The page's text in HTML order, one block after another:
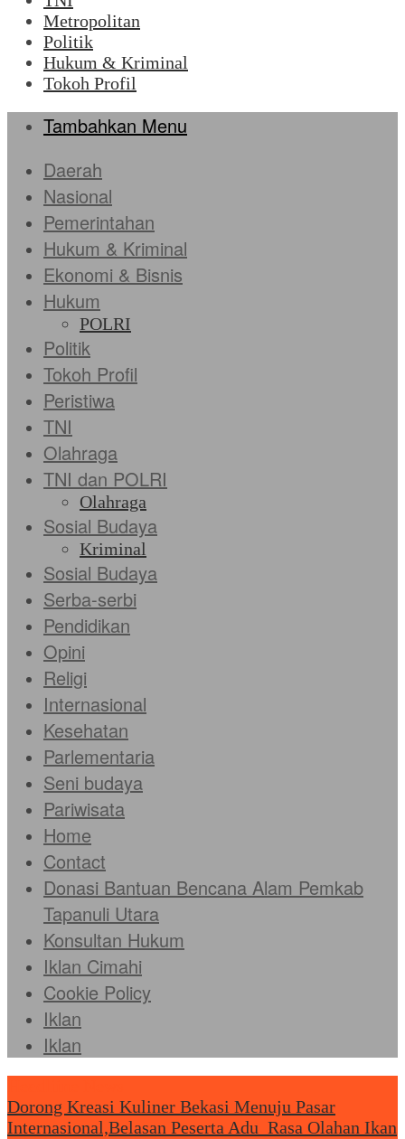
Metropolitan
Politik
Hukum & Kriminal
Tokoh Profil
Tambahkan Menu
Daerah
Nasional
Pemerintahan
Hukum & Kriminal
Ekonomi & Bisnis
Hukum
POLRI
Politik
Tokoh Profil
Peristiwa
TNI
Olahraga
TNI dan POLRI
Olahraga
Sosial Budaya
Kriminal
Sosial Budaya
Serba-serbi
Pendidikan
Opini
Religi
Internasional
Kesehatan
Parlementaria
Seni budaya
Pariwisata
Home
Contact
Donasi Bantuan Bencana Alam Pemkab
Tapanuli Utara
Konsultan Hukum
Iklan Cimahi
Cookie Policy
Iklan
Iklan
Dorong Kreasi Kuliner Bekasi Menuju Pasar
Internasional,Belasan Peserta Adu Rasa Olahan Ikan